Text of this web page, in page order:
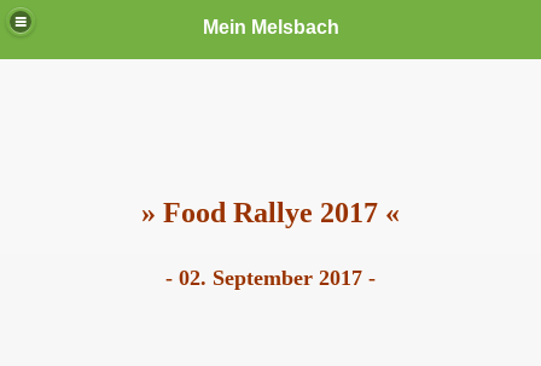
Mein Melsbach
» Food Rallye 2017 «
- 02. September 2017 -